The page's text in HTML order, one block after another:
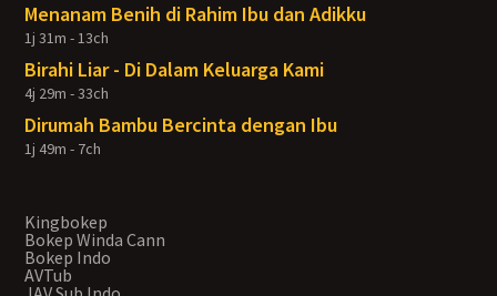
Menanam Benih di Rahim Ibu dan Adikku
1j 31m - 13ch
Birahi Liar - Di Dalam Keluarga Kami
4j 29m - 33ch
Dirumah Bambu Bercinta dengan Ibu
1j 49m - 7ch
Kingbokep
Bokep Winda Cann
Bokep Indo
AVTub